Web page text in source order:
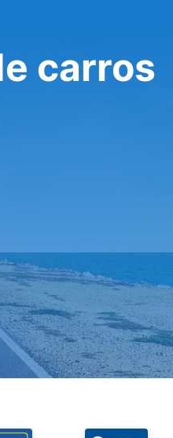
carros